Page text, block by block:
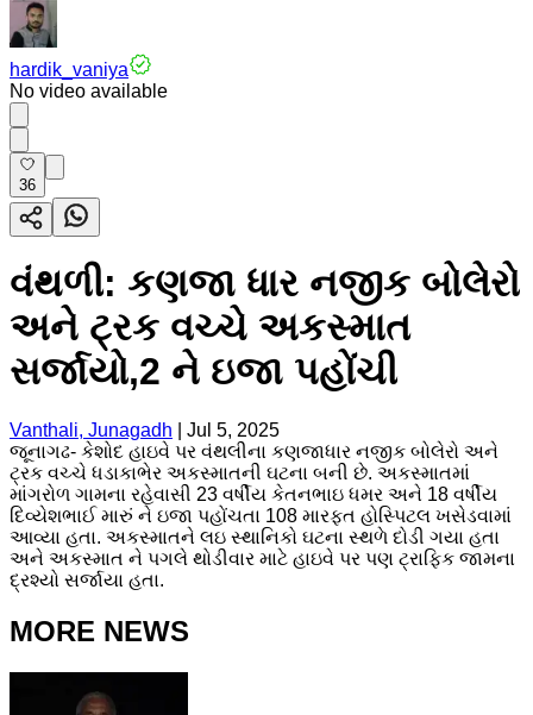
hardik_vaniya
No video available
36
વંથળી: કણજા ધાર નજીક બોલેરો
અને ટ્રક વચ્ચે અકસ્માત
સર્જાયો,2 ને ઇજા પહોંચી
Vanthali, Junagadh
Jul 5, 2025
જૂનાગઢ- કેશોદ હાઇવે પર વંથલીના કણજાધાર નજીક બોલેરો અને
ટ્રક વચ્ચે ધડાકાભેર અકસ્માતની ઘટના બની છે. અકસ્માતમાં
માંગરોળ ગામના રહેવાસી 23 વર્ષીય કેતનભાઇ ધમર અને 18 વર્ષીય
દિવ્યેશભાઈ મારું ને ઇજા પહોંચતા 108 મારફત હોસ્પિટલ ખસેડવામાં
આવ્યા હતા. અકસ્માતને લઇ સ્થાનિકો ઘટના સ્થળે દોડી ગયા હતા
અને અકસ્માત ને પગલે થોડીવાર માટે હાઇવે પર પણ ટ્રાફિક જામના
દ્રશ્યો સર્જાયા હતા.
MORE NEWS